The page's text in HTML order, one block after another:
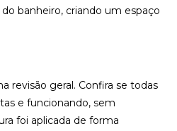
banheiro, criando um espaço
revisão geral. Confira se todas
e funcionando, sem
foi aplicada de forma